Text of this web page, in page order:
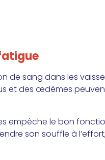
de sang dans les
et des œdèmes
empêche le bon
son souffle à